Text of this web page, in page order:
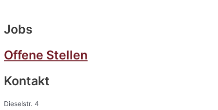
Jobs
Offene Stellen
Kontakt
Dieselstr. 4